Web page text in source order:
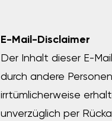
E-Mail-Disclaimer
Der Inhalt dieser E-
durch andere
irrtümlicherweise
unverzüglich per